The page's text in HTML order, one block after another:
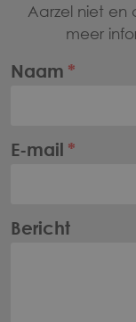
Aarzel niet
meer
Naam
E-mail
Bericht